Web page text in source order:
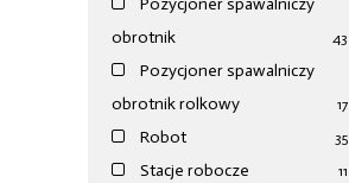
Pozycjoner spawalniczy
obrotnik
43
Pozycjoner spawalniczy
obrotnik rolkowy
17
Robot 35
Stacje robocze 11